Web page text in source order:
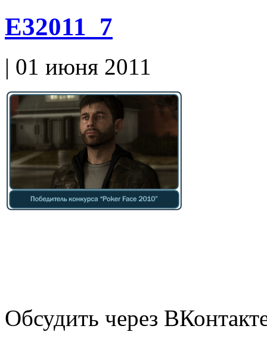
E32011_7
| 01 июня 2011
Обсудить через